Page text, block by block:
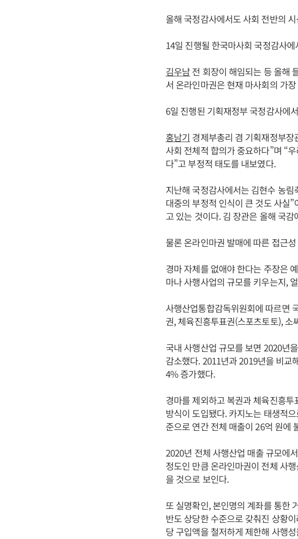
올해 국정감사에서도 사회 전반의
14일 진행될 한국마사회 국정감사
김우남전 회장이 해임되는 등 올해
서 온라인마권은 현재 마사회의 가
6일 진행된 기획재정부 국정감사에
홍남기 경제부총리 겸 기획재정부
사회 전체적 합의가 중요하다”며 “
다”고 부정적 태도를 내보였다.
지난해 국정감사에서는 김현수 농
대중의 부정적 인식이 큰 것도 사실
고 있는 것이다. 김 장관은 올해 국
물론 온라인마권 발매에 따른 접근
경마 자체를 없애야 한다는 주장은
마나 사행사업의 규모를 키우는지,
사행산업통합감독위원회에 따르면
권, 체육진흥투표권(스포츠토토), 소
국내 사행산업 규모를 보면 2020년
감소했다. 2011년과 2019년을 비교
4% 증가했다.
경마를 제외하고 복권과 체육진흥
방식이 도입됐다. 카지노는 태생적
준으로 연간 전체 매출이 26억 원에
2020년 전체 사행산업 매출 규모에
정도인 만큼 온라인마권이 전체 사
을 것으로 보인다.
또 실명확인, 본인명의 계좌를 통한
반도 상당한 수준으로 갖춰진 상황
당 구입액을 철저하게 제한해 사행